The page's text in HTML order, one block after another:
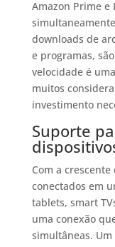
Amazon Prime e
downloads de
e programas,
velocidade é
muitos
investimento
Suporte
Com a
conectados em
tablets, smart
uma conexão
simultâneas.